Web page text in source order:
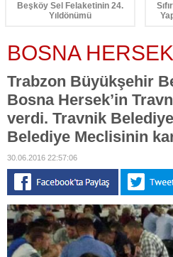
Beşköy Sel Felaketinin 24.
Yıldönümü
BOSNA
Trabzon Büyükşehir
Bosna Hersek’in
verdi. Travnik
Belediye Meclisinin
30.06.2016 22:57:06